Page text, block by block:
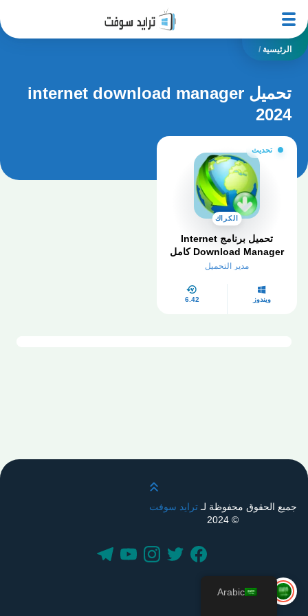
الرئيسية /
تحميل internet download manager
2024
تحديث
الكراك
تحميل برنامج Internet
Download Manager كامل
بالكراك والسيريال مجانا
مدير التحميل
ويندوز 6.42
قم بالتمرير لأعلى
جميع الحقوق محفوظة لـترايد سوفت
© 2024
Arabic